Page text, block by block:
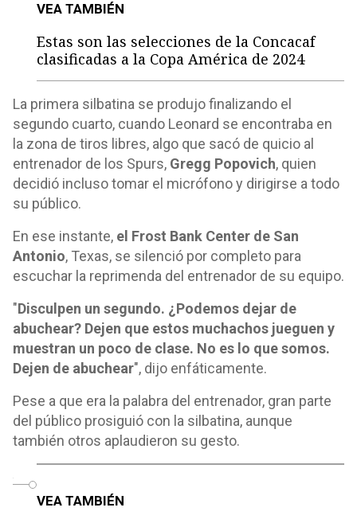
VEA TAMBIÉN
Estas son las selecciones de la Concacaf
clasificadas a la Copa América de 2024
La primera silbatina se produjo finalizando el
segundo cuarto, cuando Leonard se encontraba en
la zona de tiros libres, algo que sacó de quicio al
entrenador de los Spurs, Gregg Popovich, quien
decidió incluso tomar el micrófono y dirigirse a todo
su público.
En ese instante, el Frost Bank Center de San
Antonio, Texas, se silenció por completo para
escuchar la reprimenda del entrenador de su equipo.
"Disculpen un segundo. ¿Podemos dejar de
abuchear? Dejen que estos muchachos jueguen y
muestran un poco de clase. No es lo que somos.
Dejen de abuchear", dijo enfáticamente.
Pese a que era la palabra del entrenador, gran parte
del público prosiguió con la silbatina, aunque
también otros aplaudieron su gesto.
VEA TAMBIÉN